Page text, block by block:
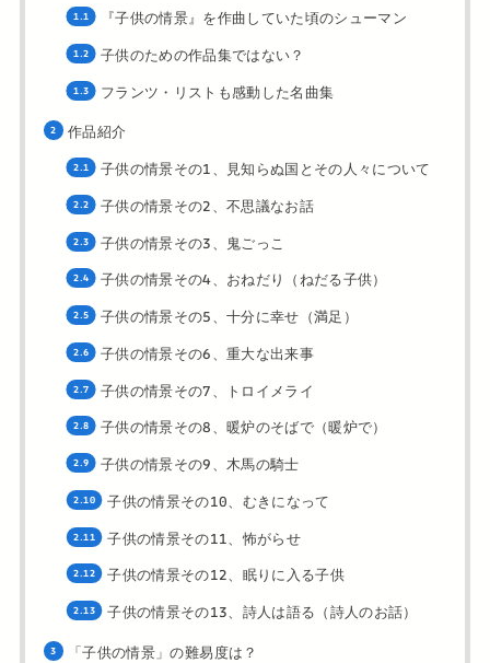
『子供の情景』を作曲していた頃のシューマン
子供のための作品集ではない？
フランツ・リストも感動した名曲集
作品紹介
子供の情景その1、見知らぬ国とその人々について
子供の情景その2、不思議なお話
子供の情景その3、鬼ごっこ
子供の情景その4、おねだり（ねだる子供）
子供の情景その5、十分に幸せ（満足）
子供の情景その6、重大な出来事
子供の情景その7、トロイメライ
子供の情景その8、暖炉のそばで（暖炉で）
子供の情景その9、木馬の騎士
子供の情景その10、むきになって
子供の情景その11、怖がらせ
子供の情景その12、眠りに入る子供
子供の情景その13、詩人は語る（詩人のお話）
「子供の情景」の難易度は？